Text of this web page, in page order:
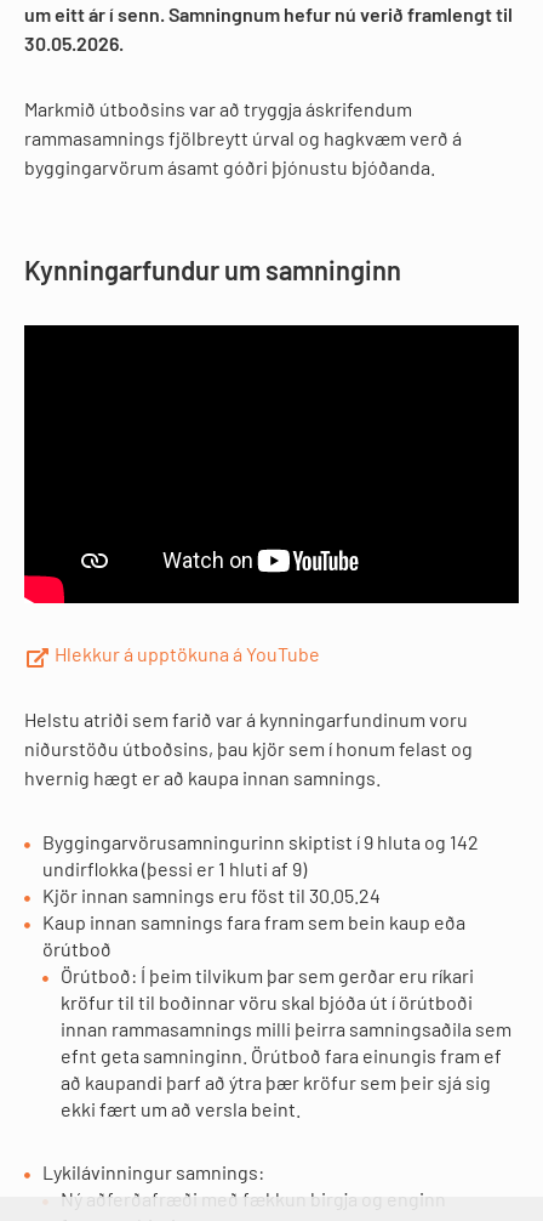
um eitt ár í senn. Samningnum hefur nú verið framlengt til
30.05.2026.
Markmið útboðsins var að tryggja áskrifendum
rammasamnings fjölbreytt úrval og hagkvæm verð á
byggingarvörum ásamt góðri þjónustu bjóðanda.
Kynningarfundur um samninginn
Hlekkur á upptökuna á YouTube
Helstu atriði sem farið var á kynningarfundinum voru
niðurstöðu útboðsins, þau kjör sem í honum felast og
hvernig hægt er að kaupa innan samnings.
Byggingarvörusamningurinn skiptist í 9 hluta og 142
undirflokka (þessi er 1 hluti af 9)
Kjör innan samnings eru föst til 30.05.24
Kaup innan samnings fara fram sem bein kaup eða
örútboð
Örútboð: Í þeim tilvikum þar sem gerðar eru ríkari
kröfur til til boðinnar vöru skal bjóða út í örútboði
innan rammasamnings milli þeirra samningsaðila sem
efnt geta samninginn. Örútboð fara einungis fram ef
að kaupandi þarf að ýtra þær kröfur sem þeir sjá sig
ekki fært um að versla beint.
Lykilávinningur samnings:
Ný aðferðafræði með fækkun birgja og enginn